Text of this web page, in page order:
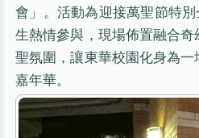
會」。活動為迎接萬聖節特
生熱情參與，現場佈置融合
聖氛圍，讓東華校園化身為
嘉年華。